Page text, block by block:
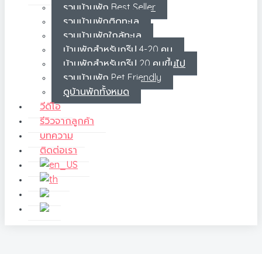
รวมบ้านพัก Best Seller
รวมบ้านพักติดทะเล
รวมบ้านพักใกล้ทะเล
บ้านพักสำหรับกรุ๊ป 4-20 คน
บ้านพักสำหรับกรุ๊ป 20 คนขึ้นไป
รวมบ้านพัก Pet Friendly
ดูบ้านพักทั้งหมด
วีดีโอ
รีวิวจากลูกค้า
บทความ
ติดต่อเรา